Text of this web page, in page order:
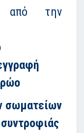
από την
σωματείων